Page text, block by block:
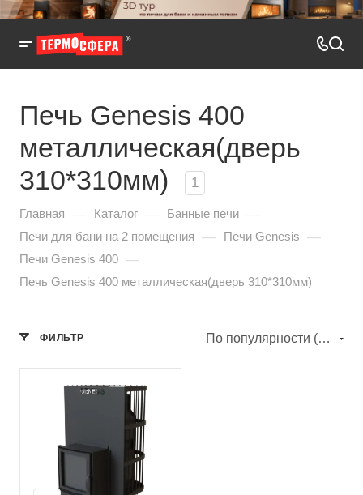
Печь Genesis 400
металлическая(дверь
310*310мм)
1
Главная — Каталог — Банные печи —
Печи для бани на 2 помещения — Печи Genesis —
Печи Genesis 400 —
Печь Genesis 400 металлическая(дверь 310*310мм)
ФИЛЬТР По популярности (убывание)